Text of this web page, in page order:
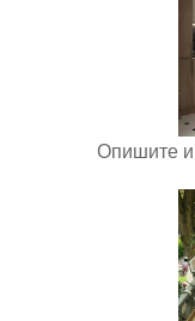
Опишите